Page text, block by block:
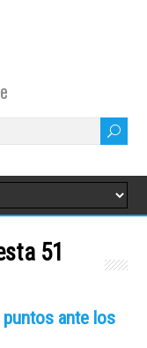
51
puntos ante los